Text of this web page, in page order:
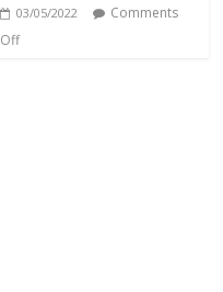
03/05/2022
Comments
Off